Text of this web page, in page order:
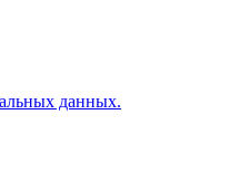
данных.